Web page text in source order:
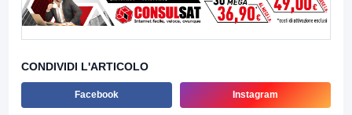
CONDIVIDI L'ARTICOLO
Facebook Instagram